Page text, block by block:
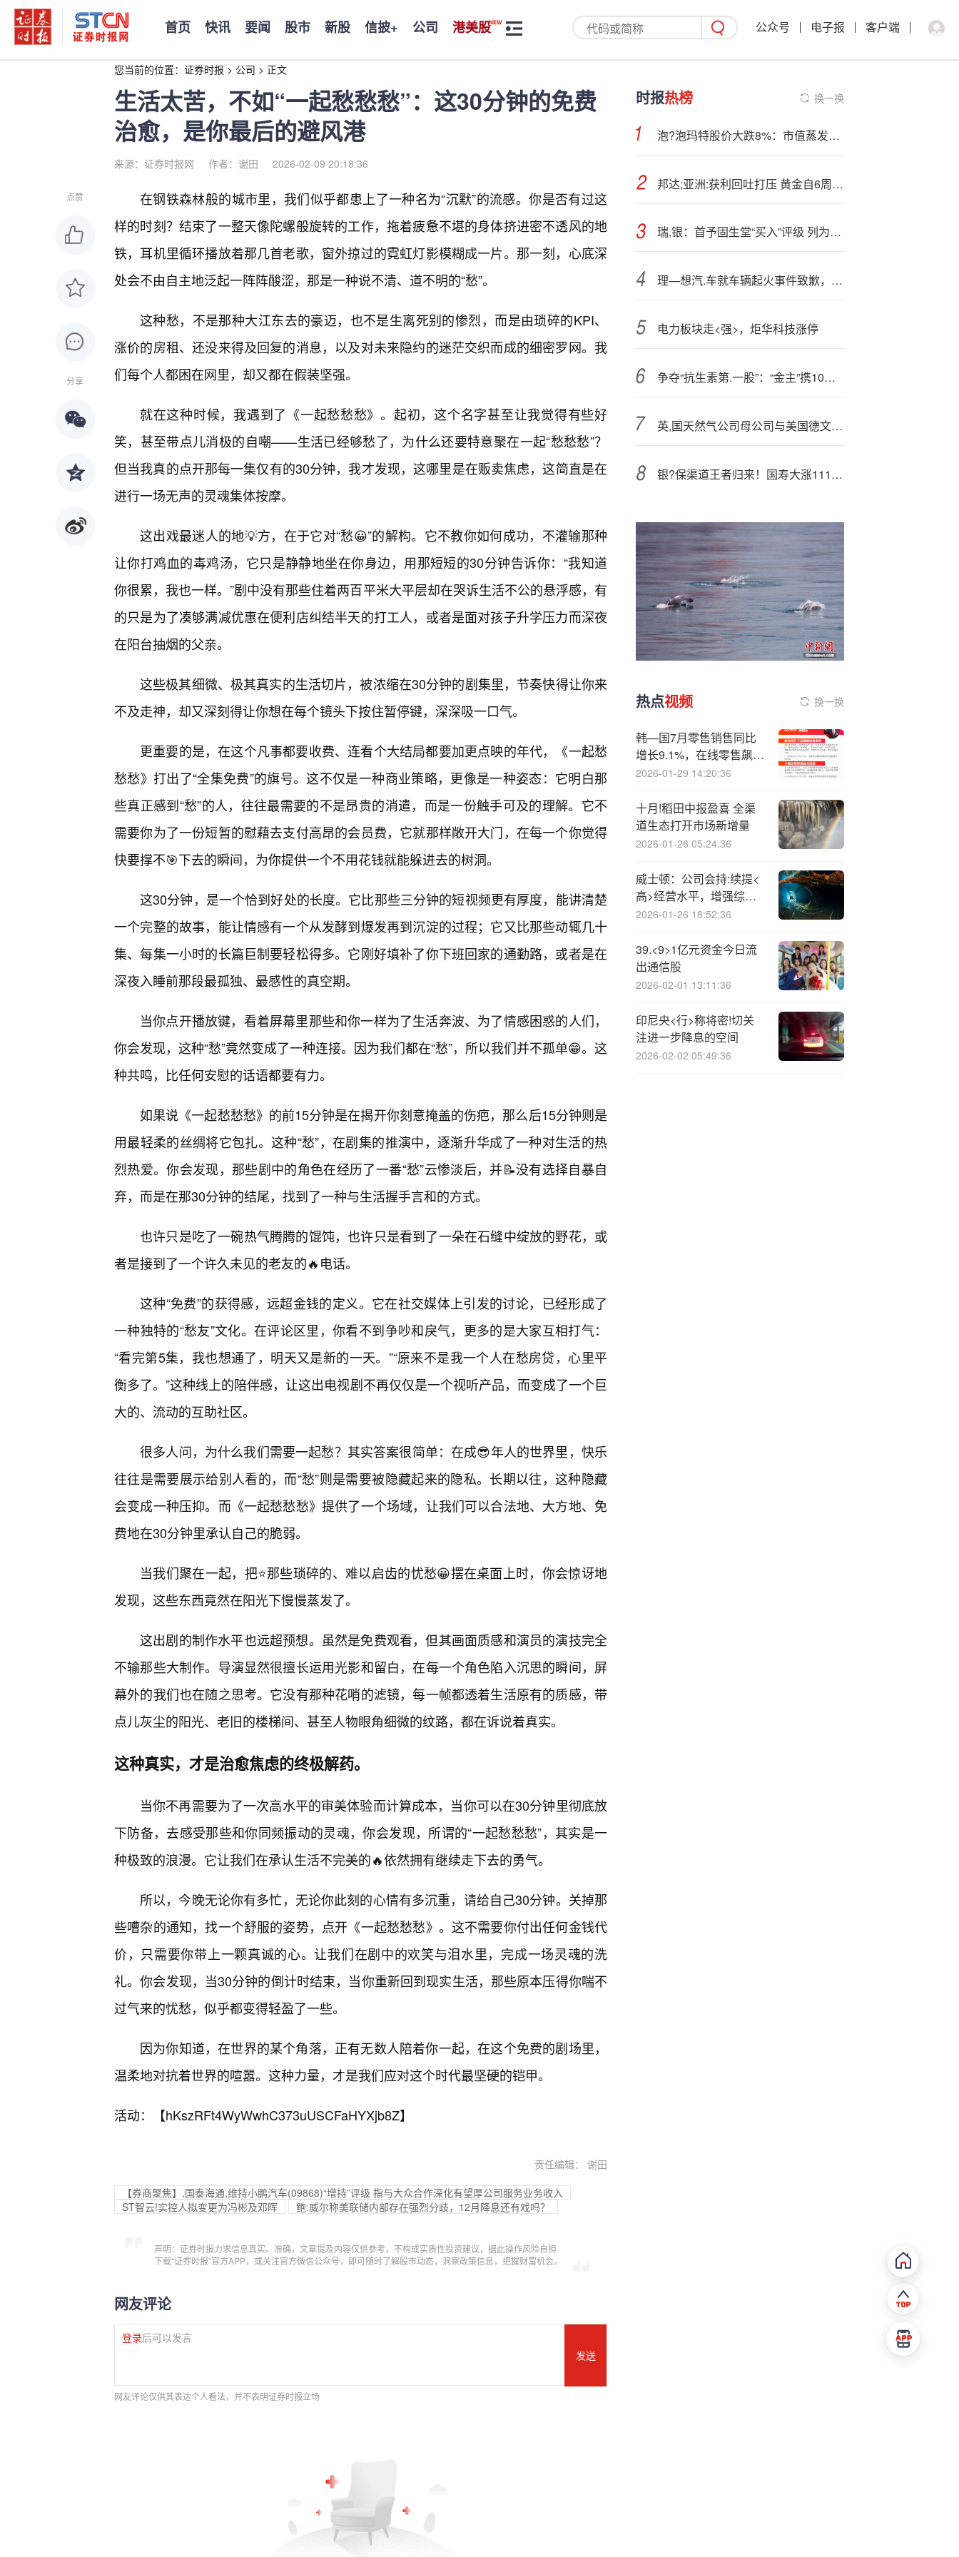
首页 快讯 要闻 股市 新股 信披+ 公司 港美股 公众号 电子报 客户端
您当前的位置： 证券时报 > 公司 > 正文
生活太苦，不如“一起愁愁愁”：这30分钟的免费
治愈，是你最后的避风港
来源：证券时报网 作者：谢田 2026-02-09 20:18:36
点赞
分享
在钢铁森林般的城市里，我们似乎都患上了一种名为“沉默”的流感。你是否有过这
样的时刻？结束了一整天像陀螺般旋转的工作，拖着疲惫不堪的身体挤进密不透风的地
铁，耳机里循环播放着那几首老歌，窗外掠过的霓虹灯影模糊成一片。那一刻，心底深
处会不由自主地泛起一阵阵酸涩，那是一种说不清、道不明的“愁”。
这种愁，不是那种大江东去的豪迈，也不是生离死别的惨烈，而是由琐碎的KPI、
涨价的房租、还没来得及回复的消息，以及对未来隐约的迷茫交织而成的细密罗网。我
们每个人都困在网里，却又都在假装坚强。
就在这种时候，我遇到了《一起愁愁愁》。起初，这个名字甚至让我觉得有些好
笑，甚至带点儿消极的自嘲——生活已经够愁了，为什么还要特意聚在一起“愁愁愁”？
但当我真的点开那每一集仅有的30分钟，我才发现，这哪里是在贩卖焦虑，这简直是在
进行一场无声的灵魂集体按摩。
这出戏最迷人的地💡方，在于它对“愁😀”的解构。它不教你如何成功，不灌输那种
让你打鸡血的毒鸡汤，它只是静静地坐在你身边，用那短短的30分钟告诉你：“我知道
你很累，我也一样。”剧中没有那些住着两百平米大平层却在哭诉生活不公的悬浮感，有
的只是为了凑够满减优惠在便利店纠结半天的打工人，或者是面对孩子升学压力而深夜
在阳台抽烟的父亲。
这些极其细微、极其真实的生活切片，被浓缩在30分钟的剧集里，节奏快得让你来
不及走神，却又深刻得让你想在每个镜头下按住暂停键，深深吸一口气。
更重要的是，在这个凡事都要收费、连看个大结局都要加更点映的年代，《一起愁
愁愁》打出了“全集免费”的旗号。这不仅是一种商业策略，更像是一种姿态：它明白那
些真正感到“愁”的人，往往最需要的不是昂贵的消遣，而是一份触手可及的理解。它不
需要你为了一份短暂的慰藉去支付高昂的会员费，它就那样敞开大门，在每一个你觉得
快要撑不🎯下去的瞬间，为你提供一个不用花钱就能躲进去的树洞。
这30分钟，是一个恰到好处的长度。它比那些三分钟的短视频更有厚度，能讲清楚
一个完整的故事，能让情感有一个从发酵到爆发再到沉淀的过程；它又比那些动辄几十
集、每集一小时的长篇巨制要轻松得多。它刚好填补了你下班回家的通勤路，或者是在
深夜入睡前那段最孤独、最感性的真空期。
当你点开播放键，看着屏幕里那些和你一样为了生活奔波、为了情感困惑的人们，
你会发现，这种“愁”竟然变成了一种连接。因为我们都在“愁”，所以我们并不孤单😁。这
种共鸣，比任何安慰的话语都要有力。
如果说《一起愁愁愁》的前15分钟是在揭开你刻意掩盖的伤疤，那么后15分钟则是
用最轻柔的丝绸将它包扎。这种“愁”，在剧集的推演中，逐渐升华成了一种对生活的热
烈热爱。你会发现，那些剧中的角色在经历了一番“愁”云惨淡后，并📝没有选择自暴自
弃，而是在那30分钟的结尾，找到了一种与生活握手言和的方式。
也许只是吃了一碗热气腾腾的馄饨，也许只是看到了一朵在石缝中绽放的野花，或
者是接到了一个许久未见的老友的🔥电话。
这种“免费”的获得感，远超金钱的定义。它在社交媒体上引发的讨论，已经形成了
一种独特的“愁友”文化。在评论区里，你看不到争吵和戾气，更多的是大家互相打气：
“看完第5集，我也想通了，明天又是新的一天。”“原来不是我一个人在愁房贷，心里平
衡多了。”这种线上的陪伴感，让这出电视剧不再仅仅是一个视听产品，而变成了一个巨
大的、流动的互助社区。
很多人问，为什么我们需要一起愁？其实答案很简单：在成😎年人的世界里，快乐
往往是需要展示给别人看的，而“愁”则是需要被隐藏起来的隐私。长期以往，这种隐藏
会变成一种压抑。而《一起愁愁愁》提供了一个场域，让我们可以合法地、大方地、免
费地在30分钟里承认自己的脆弱。
当我们聚在一起，把⭐那些琐碎的、难以启齿的忧愁😀摆在桌面上时，你会惊讶地
发现，这些东西竟然在阳光下慢慢蒸发了。
这出剧的制作水平也远超预想。虽然是免费观看，但其画面质感和演员的演技完全
不输那些大制作。导演显然很擅长运用光影和留白，在每一个角色陷入沉思的瞬间，屏
幕外的我们也在随之思考。它没有那种花哨的滤镜，每一帧都透着生活原有的质感，带
点儿灰尘的阳光、老旧的楼梯间、甚至人物眼角细微的纹路，都在诉说着真实。
这种真实，才是治愈焦虑的终极解药。
当你不再需要为了一次高水平的审美体验而计算成本，当你可以在30分钟里彻底放
下防备，去感受那些和你同频振动的灵魂，你会发现，所谓的“一起愁愁愁”，其实是一
种极致的浪漫。它让我们在承认生活不完美的🔥依然拥有继续走下去的勇气。
所以，今晚无论你有多忙，无论你此刻的心情有多沉重，请给自己30分钟。关掉那
些嘈杂的通知，找一个舒服的姿势，点开《一起愁愁愁》。这不需要你付出任何金钱代
价，只需要你带上一颗真诚的心。让我们在剧中的欢笑与泪水里，完成一场灵魂的洗
礼。你会发现，当30分钟的倒计时结束，当你重新回到现实生活，那些原本压得你喘不
过气来的忧愁，似乎都变得轻盈了一些。
因为你知道，在世界的某个角落，正有无数人陪着你一起，在这个免费的剧场里，
温柔地对抗着世界的喧嚣。这种力量，才是我们应对这个时代最坚硬的铠甲。
活动：【hKszRFt4WyWwhC373uUSCFaHYXjb8Z】
责任编辑： 谢田
【券商聚焦】,国泰海通,维持小鹏汽车(09868)“增持”评级 指与大众合作深化有望厚公司服务业务收入
ST智云!实控人拟变更为冯彬及邓晖
鲍:威尔称美联储内部存在强烈分歧，12月降息还有戏吗？
声明：证券时报力求信息真实、准确，文章提及内容仅供参考，不构成实质性投资建议，据此操作风险自担
下载“证券时报”官方APP，或关注官方微信公众号，即可随时了解股市动态，洞察政策信息，把握财富机会。
网友评论
登录后可以发言
发送
网友评论仅供其表达个人看法，并不表明证券时报立场
时报热榜 换一换
泡?泡玛特股价大跌8%：市值蒸发近300亿港元 Q3营收增250%
邦达;亚洲:获利回吐打压 黄金自6周高位回落
瑞,银：首予固生堂“买入”评级 列为医疗服务首选 目标价48.30港元
理—想汽.车就车辆起火事件致歉，召回11411辆！创始人李想回应
电力板块走<强>，炬华科技涨停
争夺“抗生素第.一股”：“金主”携10亿入主，遭大股东狙击
英,国天然气公司母公司与美国德文能源达成天然气交易
银?保渠道王者归来！国寿大涨111%太保增长96%，五大上市险企抢占银保制高点平均增速达57%
热点视频 换一换
韩—国7月零售销售同比
增长9.1%，在线零售飙升
15.9%
2026-01-29 14:20:36
十月!稻田中报盈喜 全渠
道生态打开市场新增量
2026-01-26 05:24:36
威士顿：公司会持:续提<
高>经营水平，增强综合
竞争力，规范公司治理
2026-01-26 18:52:36
39.<9>1亿元资金今日流
出通信股
2026-02-01 13:11:36
印尼央<行>称将密!切关
注进一步降息的空间
2026-02-02 05:49:36